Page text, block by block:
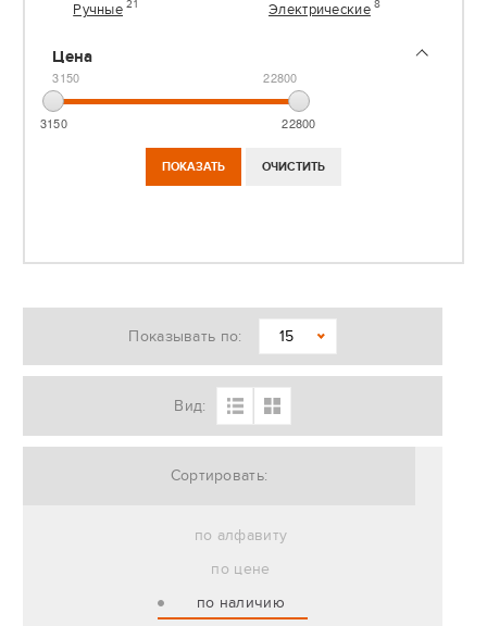
Ручные 21 Электрические 8
Цена
3150 22800
3150 22800
Показывать по: 15
Вид:
Сортировать:
по алфавиту
по цене
по наличию